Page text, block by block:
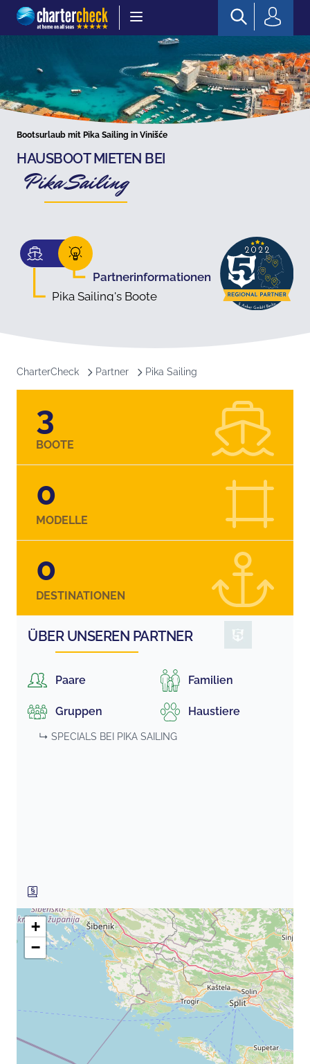
Chartercheck
Bootsurlaub mit Pika Sailing in Vinišće
HAUSBOOT MIETEN BEI
Pika Sailing
Partnerinformationen
Pika Sailing's Boote
CharterCheck Partner Pika Sailing
3
BOOTE
0
MODELLE
0
DESTINATIONEN
ÜBER UNSEREN PARTNER
Paare Familien
Gruppen Haustiere
↳ SPECIALS BEI PIKA SAILING
+
−